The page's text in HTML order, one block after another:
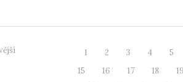
1 2 3 4 5
15
16 17 18 19